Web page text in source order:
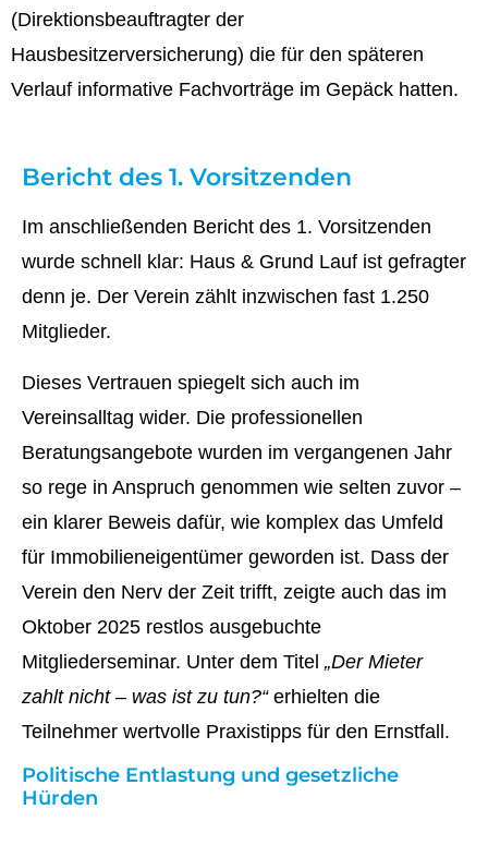
(Direktionsbeauftragter der
Hausbesitzerversicherung) die für den späteren
Verlauf informative Fachvorträge im Gepäck hatten.
Bericht des 1. Vorsitzenden
Im anschließenden Bericht des 1. Vorsitzenden
wurde schnell klar: Haus & Grund Lauf ist gefragter
denn je. Der Verein zählt inzwischen fast 1.250
Mitglieder.
Dieses Vertrauen spiegelt sich auch im
Vereinsalltag wider. Die professionellen
Beratungsangebote wurden im vergangenen Jahr
so rege in Anspruch genommen wie selten zuvor –
ein klarer Beweis dafür, wie komplex das Umfeld
für Immobilieneigentümer geworden ist. Dass der
Verein den Nerv der Zeit trifft, zeigte auch das im
Oktober 2025 restlos ausgebuchte
Mitgliederseminar. Unter dem Titel „Der Mieter
zahlt nicht – was ist zu tun?“erhielten die
Teilnehmer wertvolle Praxistipps für den Ernstfall.
Politische Entlastung und gesetzliche
Hürden